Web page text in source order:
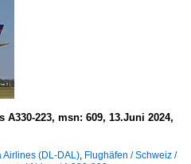
A330-223, msn: 609, 13.Juni 2024,
Airlines (DL-DAL), Flughäfen / Schweiz /